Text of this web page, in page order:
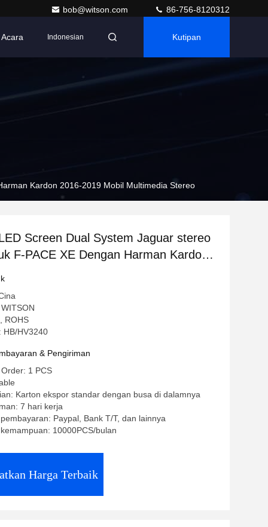
bob@witson.com 86-756-8120312
Acara Indonesian Kutipan
Kardon 2016-2019 Mobil Multimedia Stereo
Screen Dual System Jaguar stereo
F-PACE XE Dengan Harman Kardon
ROHS
HB/HV3240
& Pengiriman
1 PCS
Karton ekspor standar dengan busa di dalamnya
7 hari kerja
Paypal, Bank T/T, dan lainnya
10000PCS/bulan
Harga Terbaik